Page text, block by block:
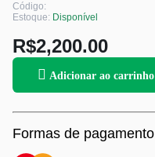
Código:
Estoque: Disponível
R$2,200.00
Adicionar ao carrinho
Formas de pagamento